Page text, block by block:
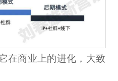
在商业上的进化，大致